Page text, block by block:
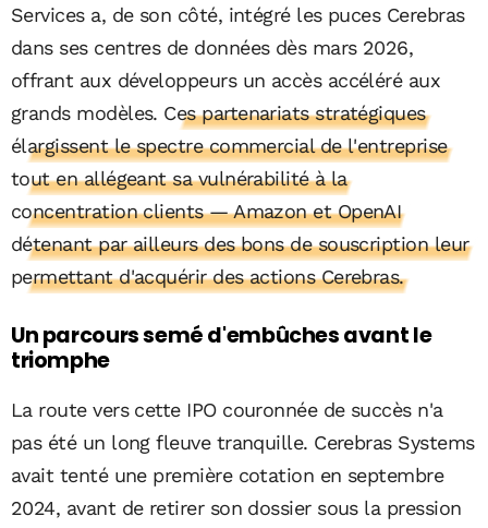
Services a, de son côté, intégré les puces Cerebras
dans ses centres de données dès mars 2026,
offrant aux développeurs un accès accéléré aux
grands modèles. Ces partenariats stratégiques
élargissent le spectre commercial de l'entreprise
tout en allégeant sa vulnérabilité à la
concentration clients — Amazon et OpenAI
détenant par ailleurs des bons de souscription leur
permettant d'acquérir des actions Cerebras.
Un parcours semé d'embûches avant le
triomphe
La route vers cette IPO couronnée de succès n'a
pas été un long fleuve tranquille. Cerebras Systems
avait tenté une première cotation en septembre
2024, avant de retirer son dossier sous la pression